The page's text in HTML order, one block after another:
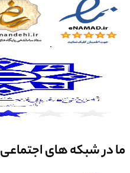
ما در شبکه های اجتماعی